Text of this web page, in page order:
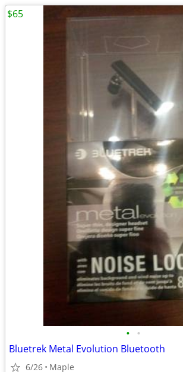
• •
Bluetrek Metal Evolution Bluetooth
6/26 Maple
$65